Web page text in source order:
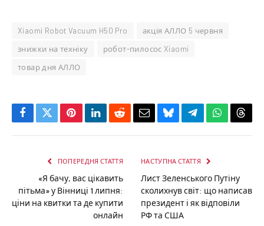
Xiaomi Robot Vacuum H50 Pro
акція АЛЛО 5 червня
знижки на техніку
робот-пилосос Xiaomi
товар дня АЛЛО
Facebook
TwitterPinterestLinkedInRedditEmailBlueskyTelegramWhatsApp
ПОПЕРЕДНЯ СТАТТЯ
«Я бачу, вас цікавить
пітьма» у Вінниці 1 липня:
ціни на квитки та де купити
онлайн
НАСТУПНА СТАТТЯ
Лист Зеленського Путіну
сколихнув світ: що написав
президент і як відповіли
РФ та США